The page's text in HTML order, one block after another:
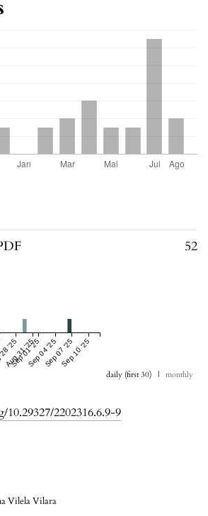
2202316.6.9-9
Vilela Vilara
52
'25
Aug 31 '25
Sep 01 '25Sep 04 '25Sep 07 '25Sep 10 '25
daily (first 30) | monthly